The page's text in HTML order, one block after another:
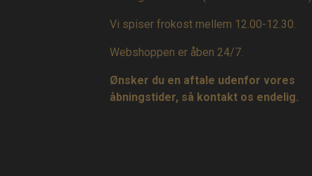
Vi spiser frokost mellem 12.00-12.30.
Webshoppen er åben 24/7.
Ønsker du en aftale udenfor vores
åbningstider, så kontakt os endelig.